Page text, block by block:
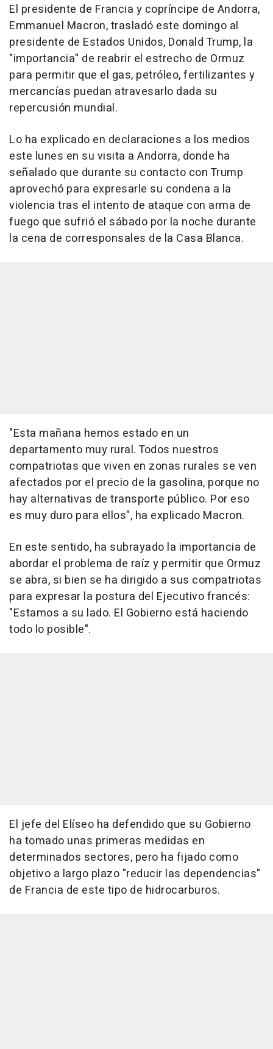
El presidente de Francia y copríncipe de Andorra,
Emmanuel Macron, trasladó este domingo al
presidente de Estados Unidos, Donald Trump, la
"importancia" de reabrir el estrecho de Ormuz
para permitir que el gas, petróleo, fertilizantes y
mercancías puedan atravesarlo dada su
repercusión mundial.
Lo ha explicado en declaraciones a los medios
este lunes en su visita a Andorra, donde ha
señalado que durante su contacto con Trump
aprovechó para expresarle su condena a la
violencia tras el intento de ataque con arma de
fuego que sufrió el sábado por la noche durante
la cena de corresponsales de la Casa Blanca.
"Esta mañana hemos estado en un
departamento muy rural. Todos nuestros
compatriotas que viven en zonas rurales se ven
afectados por el precio de la gasolina, porque no
hay alternativas de transporte público. Por eso
es muy duro para ellos", ha explicado Macron.
En este sentido, ha subrayado la importancia de
abordar el problema de raíz y permitir que Ormuz
se abra, si bien se ha dirigido a sus compatriotas
para expresar la postura del Ejecutivo francés:
"Estamos a su lado. El Gobierno está haciendo
todo lo posible".
El jefe del Elíseo ha defendido que su Gobierno
ha tomado unas primeras medidas en
determinados sectores, pero ha fijado como
objetivo a largo plazo "reducir las dependencias"
de Francia de este tipo de hidrocarburos.